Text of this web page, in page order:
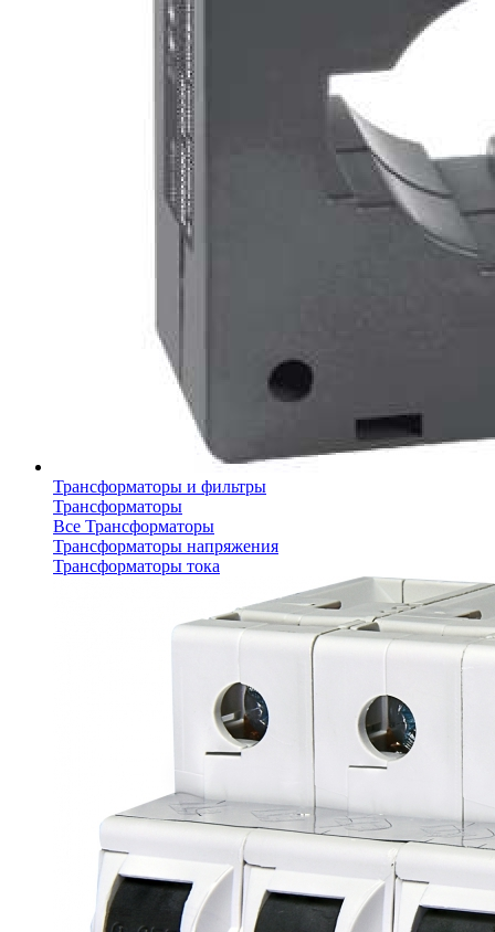
Трансформаторы и фильтры
Трансформаторы
Все Трансформаторы
Трансформаторы напряжения
Трансформаторы тока